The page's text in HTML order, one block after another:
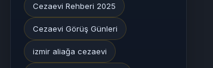
Cezaevi Rehberi 2025
Cezaevi Görüş Günleri
izmir aliağa cezaevi